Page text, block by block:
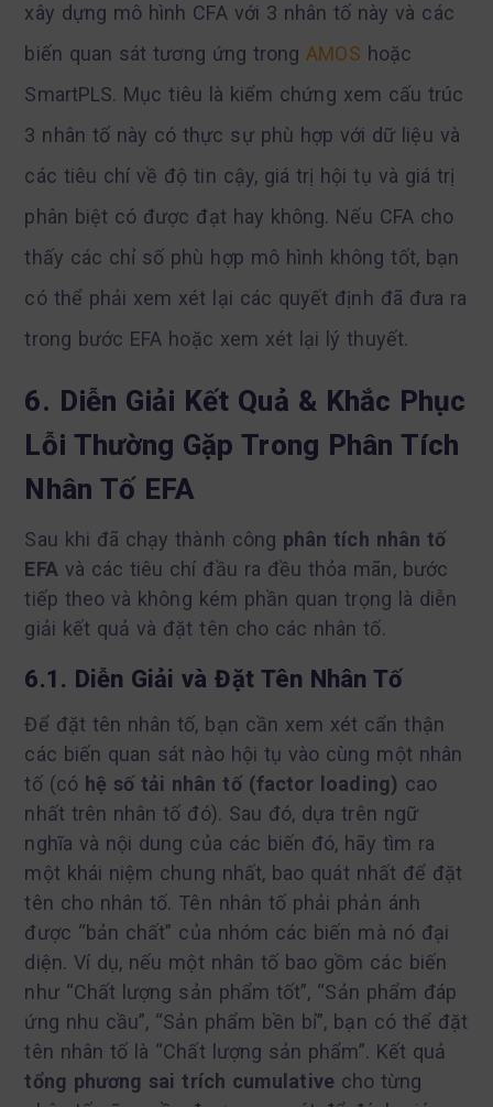
xây dựng mô hình CFA với 3 nhân tố này và các
biến quan sát tương ứng trongAMOS hoặc
SmartPLS. Mục tiêu là kiểm chứng xem cấu trúc
3 nhân tố này có thực sự phù hợp với dữ liệu và
các tiêu chí về độ tin cậy, giá trị hội tụ và giá trị
phân biệt có được đạt hay không. Nếu CFA cho
thấy các chỉ số phù hợp mô hình không tốt, bạn
có thể phải xem xét lại các quyết định đã đưa ra
trong bước EFA hoặc xem xét lại lý thuyết.
6. Diễn Giải Kết Quả & Khắc Phục
Lỗi Thường Gặp Trong Phân Tích
Nhân Tố EFA
Sau khi đã chạy thành công phân tích nhân tố
EFAvà các tiêu chí đầu ra đều thỏa mãn, bước
tiếp theo và không kém phần quan trọng là diễn
giải kết quả và đặt tên cho các nhân tố.
6.1. Diễn Giải và Đặt Tên Nhân Tố
Để đặt tên nhân tố, bạn cần xem xét cẩn thận
các biến quan sát nào hội tụ vào cùng một nhân
tố (có hệ số tải nhân tố (factor loading) cao
nhất trên nhân tố đó). Sau đó, dựa trên ngữ
nghĩa và nội dung của các biến đó, hãy tìm ra
một khái niệm chung nhất, bao quát nhất để đặt
tên cho nhân tố. Tên nhân tố phải phản ánh
được “bản chất” của nhóm các biến mà nó đại
diện. Ví dụ, nếu một nhân tố bao gồm các biến
như “Chất lượng sản phẩm tốt”, “Sản phẩm đáp
ứng nhu cầu”, “Sản phẩm bền bỉ”, bạn có thể đặt
tên nhân tố là “Chất lượng sản phẩm”. Kết quả
tổng phương sai trích cumulativecho từng